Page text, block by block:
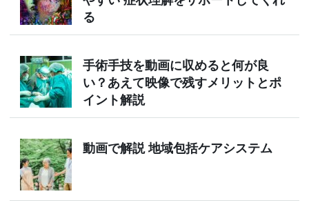
る
手術手技を動画に収めると何が良
い？あえて映像で残すメリットとポ
イント解説
動画で解説 地域包括ケアシステム